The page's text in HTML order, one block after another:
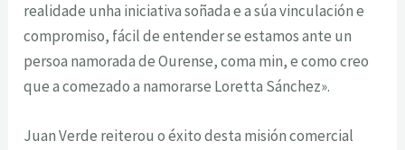
realidade unha iniciativa soñada e a súa vinculación e
compromiso, fácil de entender se estamos ante un
persoa namorada de Ourense, coma min, e como creo
que a comezado a namorarse Loretta Sánchez».
Juan Verde reiterou o éxito desta misión comercial